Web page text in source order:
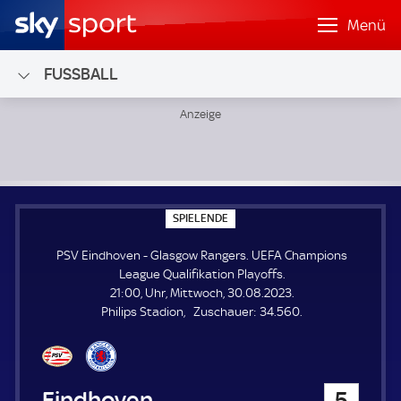
Menü
FUSSBALL
SPIELENDE
P
E
E
N
E
PSV Eindhoven - Glasgow Rangers. UEFA Champions
League Qualifikation Playoffs.
21:00, Uhr, Mittwoch, 30.08.2023.
Philips Stadion
Zuschauer: Z
34.560.